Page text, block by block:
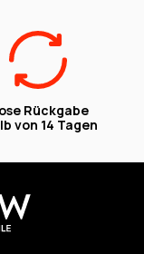
Rückgabe
von 14 Tagen